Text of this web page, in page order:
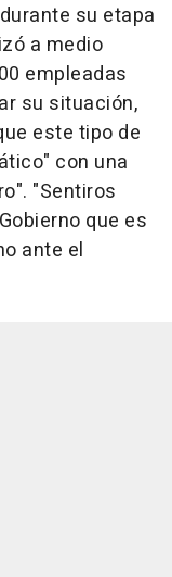
su etapa
a medio
empleadas
su situación,
este tipo de
con una
"Sentiros
que es
ante el